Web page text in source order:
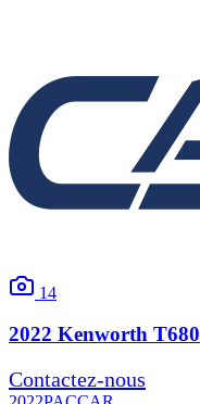
14
2022 Kenworth T680
Contactez-nous